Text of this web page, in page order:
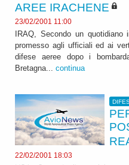
AREE IRACHENE
23/02/2001 11:00
IRAQ, Secondo un quotidiano
promesso agli ufficiali ed ai
difese aeree dopo i
Bretagna... continua
22/02/2001 18:03